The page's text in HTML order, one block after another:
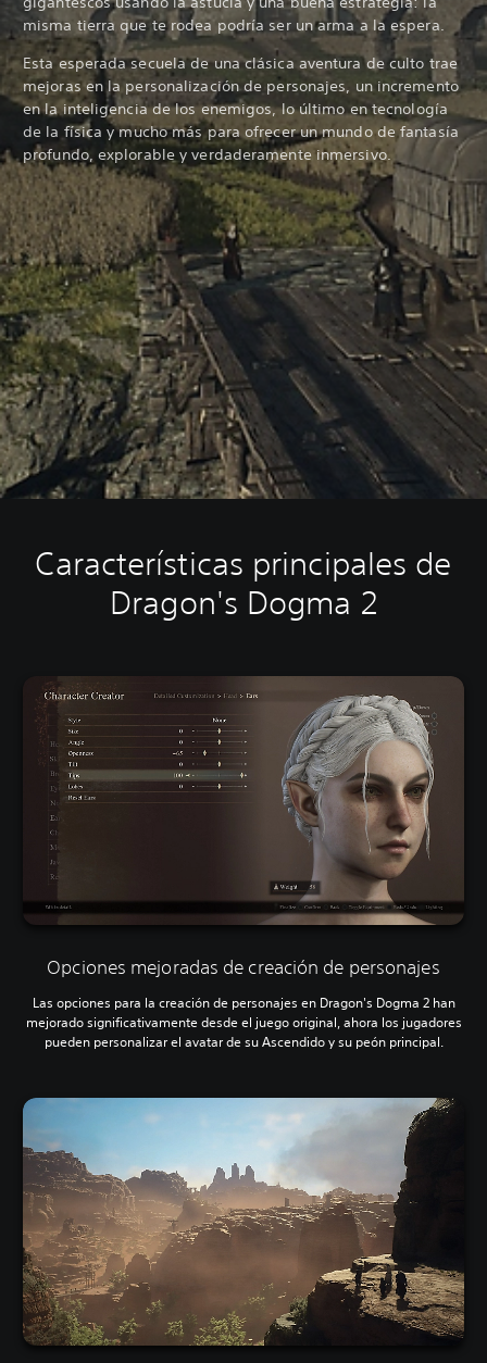
misma tierra que te rodea podría ser un arma a la espera.
Esta esperada secuela de una clásica aventura de culto trae
mejoras en la personalización de personajes, un incremento
en la inteligencia de los enemigos, lo último en tecnología
de la física y mucho más para ofrecer un mundo de fantasía
profundo, explorable y verdaderamente inmersivo.
Características principales de
Dragon's Dogma 2
Opciones mejoradas de creación de personajes
Las opciones para la creación de personajes en Dragon's Dogma 2 han
mejorado significativamente desde el juego original, ahora los jugadores
pueden personalizar el avatar de su Ascendido y su peón principal.